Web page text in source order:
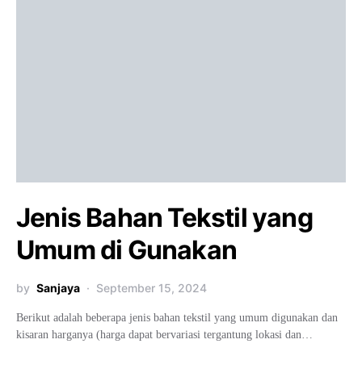
Jenis Bahan Tekstil yang
Umum di Gunakan
by Sanjaya September 15, 2024
Berikut adalah beberapa jenis bahan tekstil yang umum digunakan dan
kisaran harganya (harga dapat bervariasi tergantung lokasi dan…